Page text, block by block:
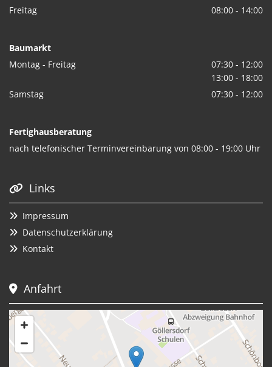
Freitag
08:00 - 14:00
Baumarkt
Montag - Freitag
07:30 - 12:00
13:00 - 18:00
Samstag
07:30 - 12:00
Fertighausberatung
nach telefonischer Terminvereinbarung von 08:00 - 19:00 Uhr
 Links
 Impressum
 Datenschutzerklärung
 Kontakt
 Anfahrt